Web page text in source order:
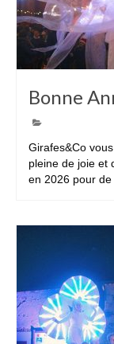
Bonne
Girafes&Co
pleine de joie et
en 2026 pour